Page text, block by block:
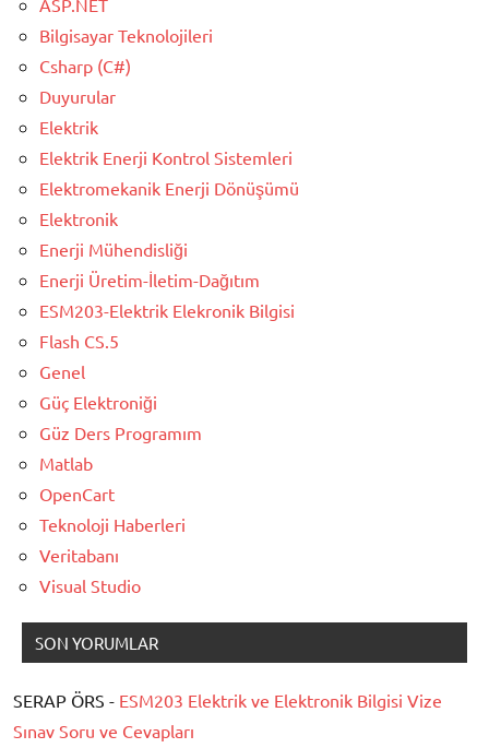
Bilgisayar Teknolojileri
Csharp (C#)
Duyurular
Elektrik
Elektrik Enerji Kontrol Sistemleri
Elektromekanik Enerji Dönüşümü
Elektronik
Enerji Mühendisliği
Enerji Üretim-İletim-Dağıtım
ESM203-Elektrik Elekronik Bilgisi
Flash CS.5
Genel
Güç Elektroniği
Güz Ders Programım
Matlab
OpenCart
Teknoloji Haberleri
Veritabanı
Visual Studio
SON YORUMLAR
SERAP ÖRS - ESM203 Elektrik ve Elektronik Bilgisi Vize
Sınav Soru ve Cevapları